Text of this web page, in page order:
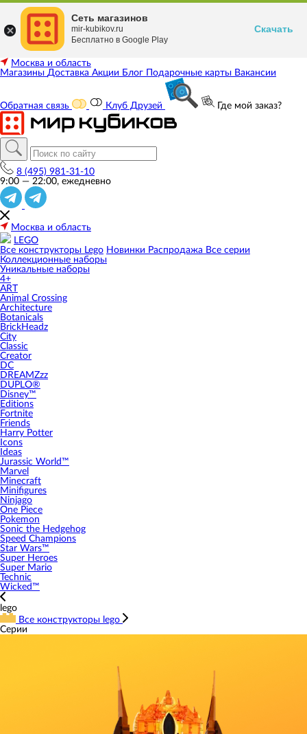
Москва и область
Магазины Доставка Акции Блог Подарочные карты Вакансии
Обратная связь Клуб Друзей Где мой заказ?
8 (495) 981-31-10
9:00 — 22:00, ежедневно
Москва и область
LEGO
Все конструкторы Lego Новинки Распродажа Все серии
Коллекционные наборы
Уникальные наборы
4+
ART
Animal Crossing
Architecture
Botanicals
BrickHeadz
City
Classic
Creator
DC
DREAMZzz
DUPLO®
Disney™
Editions
Fortnite
Friends
Harry Potter
Icons
Ideas
Jurassic World™
Marvel
Minecraft
Minifigures
Ninjago
One Piece
Pokemon
Sonic the Hedgehog
Speed Champions
Star Wars™
Super Heroes
Super Mario
Technic
Wicked™
lego
Все конструкторы lego
Серии
Сеть магазинов
mir-kubikov.ru
Бесплатно в Google Play
Скачать